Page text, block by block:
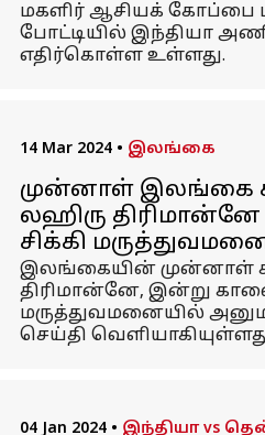
மகளிர் ஆசியக் கோப்பை
போட்டியில் இந்தியா
எதிர்கொள்ள உள்ளது.
14 Mar 2024 • இலங்கை
முன்னாள் இலங்கை
லஹிரு திரிமான்னே
சிக்கி
இலங்கையின் முன்னாள்
திரிமான்னே, இன்று
மருத்துவமனையில்
செய்தி
04 Jan 2024 • இந்தியா vs